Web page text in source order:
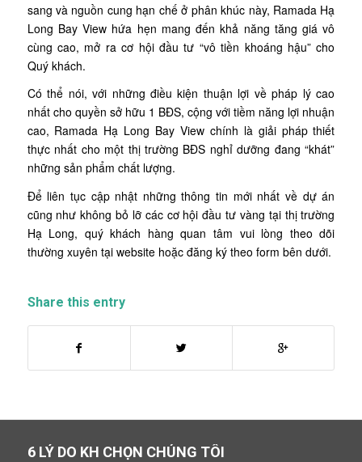
sang và nguồn cung hạn chế ở phân khúc này, Ramada Hạ
Long Bay View hứa hẹn mang đến khả năng tăng giá vô
cùng cao, mở ra cơ hội đầu tư “vô tiền khoáng hậu” cho
Quý khách.
Có thể nói, với những điều kiện thuận lợi về pháp lý cao
nhất cho quyền sở hữu 1 BĐS, cộng với tiềm năng lợi nhuận
cao, Ramada Hạ Long Bay View chính là giải pháp thiết
thực nhất cho một thị trường BĐS nghỉ dưỡng đang “khát”
những sản phẩm chất lượng.
Để liên tục cập nhật những thông tin mới nhất về dự án
cũng như không bỏ lỡ các cơ hội đầu tư vàng tại thị trường
Hạ Long, quý khách hàng quan tâm vui lòng theo dõi
thường xuyên tại website hoặc đăng ký theo form bên dưới.
Share this entry
6 LÝ DO KH CHỌN CHÚNG TÔI